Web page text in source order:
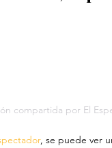
compartida por El
, se puede ver